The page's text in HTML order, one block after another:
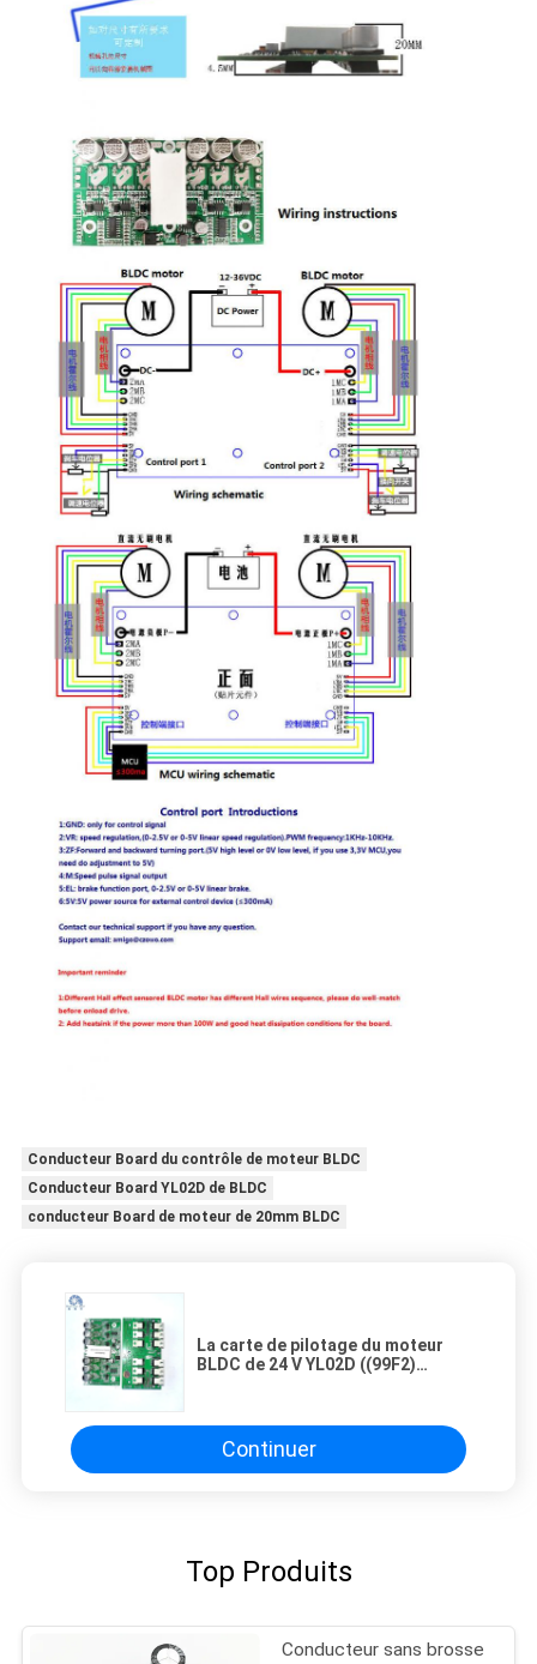
Conducteur Board du contrôle de moteur BLDC
Conducteur Board YL02D de BLDC
conducteur Board de moteur de 20mm BLDC
La carte de pilotage du moteur
BLDC de 24 V YL02D ((99F2)
Continuer
Top Produits
Conducteur sans brosse